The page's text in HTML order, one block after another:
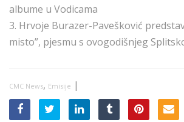
albume u Vodicama
3. Hrvoje Burazer-Pavešković
misto”, pjesmu s ovogodišnjeg
CMC News, Emisije |